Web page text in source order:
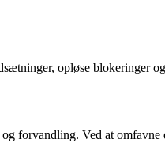
opløse
forvandling. Ved at